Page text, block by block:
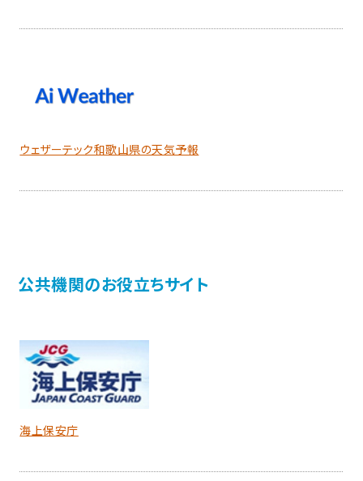
ウェザーテック和歌山県の天気予報
公共機関のお役立ちサイト
海上保安庁